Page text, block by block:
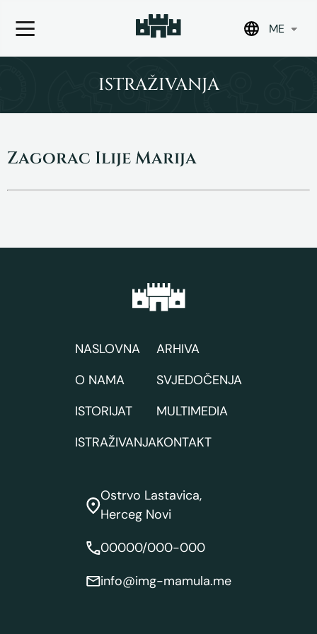
ME
ISTRAŽIVANJA
Zagorac Ilije Marija
NASLOVNA
O NAMA
ISTORIJAT
ISTRAŽIVANJA
ARHIVA
SVJEDOČENJA
MULTIMEDIA
KONTAKT
Ostrvo Lastavica,
Herceg Novi
00000/000-000
info@img-mamula.me